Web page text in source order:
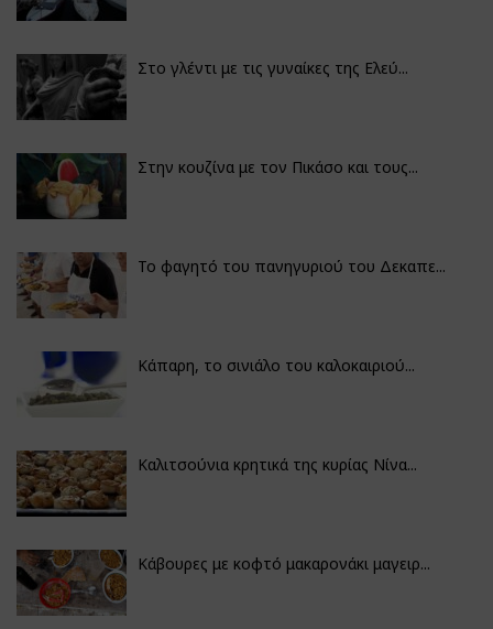
Στο γλέντι με τις γυναίκες της Ελεύ...
Στην κουζίνα με τον Πικάσο και τους...
Το φαγητό του πανηγυριού του Δεκαπε...
Κάπαρη, το σινιάλο του καλοκαιριού...
Καλιτσούνια κρητικά της κυρίας Νίνα...
Κάβουρες με κοφτό μακαρονάκι μαγειρ...